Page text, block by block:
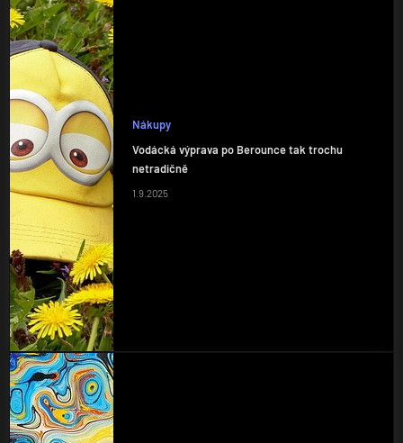
Nákupy
Vodácká výprava po Berounce tak trochu
netradičně
1.9.2025